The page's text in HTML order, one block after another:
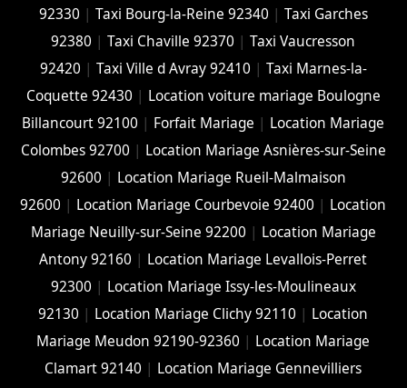
92330 | Taxi Bourg-la-Reine 92340 | Taxi Garches
92380 |Taxi Chaville 92370 |Taxi Vaucresson
92420 | Taxi Ville d Avray 92410 | Taxi Marnes-la-
Coquette 92430 | Location voiture mariage Boulogne
Billancourt 92100 | Forfait Mariage | Location Mariage
Colombes 92700 | Location Mariage Asnières-sur-Seine
92600 | Location Mariage Rueil-Malmaison
92600 | Location Mariage Courbevoie 92400 | Location
Mariage Neuilly-sur-Seine 92200 | Location Mariage
Antony 92160 | Location Mariage Levallois-Perret
92300 | Location Mariage Issy-les-Moulineaux
92130 | Location Mariage Clichy 92110 | Location
Mariage Meudon 92190-92360 | Location Mariage
Clamart 92140 | Location Mariage Gennevilliers